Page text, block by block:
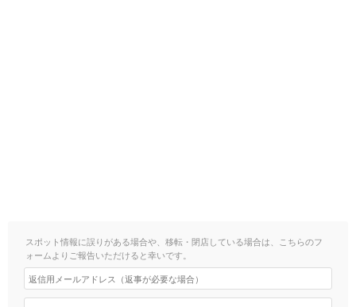
スポット情報に誤りがある場合や、移転・閉店している場合は、こちらのフ
ォームよりご報告いただけると幸いです。